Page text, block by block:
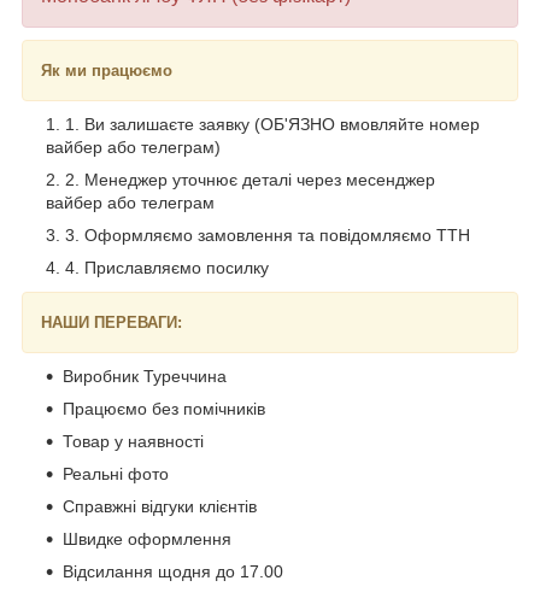
Як ми працюємо
1. Ви залишаєте заявку (ОБ'ЯЗНО вмовляйте номер
вайбер або телеграм)
2. Менеджер уточнює деталі через месенджер
вайбер або телеграм
3. Оформляємо замовлення та повідомляємо ТТН
4. Приславляємо посилку
НАШИ ПЕРЕВАГИ:
Виробник Туреччина
Працюємо без помічників
Товар у наявності
Реальні фото
Справжні відгуки клієнтів
Швидке оформлення
Відсилання щодня до 17.00